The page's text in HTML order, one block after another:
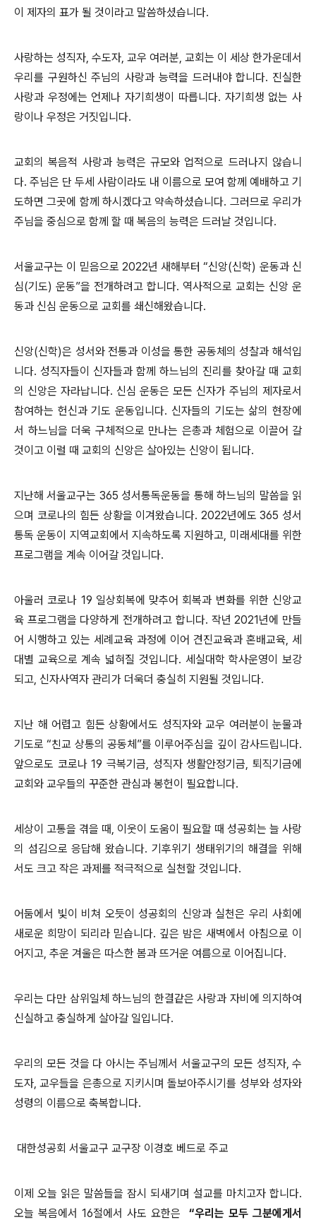
이 제자의 표가 될 것이라고 말씀하셨습니다.
사랑하는 성직자, 수도자, 교우 여러분, 교회는 이 세상 한가운데서
우리를 구원하신 주님의 사랑과 능력을 드러내야 합니다. 진실한
사랑과 우정에는 언제나 자기희생이 따릅니다. 자기희생 없는 사
랑이나 우정은 거짓입니다.
교회의 복음적 사랑과 능력은 규모와 업적으로 드러나지 않습니
다. 주님은 단 두세 사람이라도 내 이름으로 모여 함께 예배하고 기
도하면 그곳에 함께 하시겠다고 약속하셨습니다. 그러므로 우리가
주님을 중심으로 함께 할 때 복음의 능력은 드러날 것입니다.
서울교구는 이 믿음으로 2022년 새해부터 “신앙(신학) 운동과 신
심(기도) 운동”을 전개하려고 합니다. 역사적으로 교회는 신앙 운
동과 신심 운동으로 교회를 쇄신해왔습니다.
신앙(신학)은 성서와 전통과 이성을 통한 공동체의 성찰과 해석입
니다. 성직자들이 신자들과 함께 하느님의 진리를 찾아갈 때 교회
의 신앙은 자라납니다. 신심 운동은 모든 신자가 주님의 제자로서
참여하는 헌신과 기도 운동입니다. 신자들의 기도는 삶의 현장에
서 하느님을 더욱 구체적으로 만나는 은총과 체험으로 이끌어 갈
것이고 이럴 때 교회의 신앙은 살아있는 신앙이 됩니다.
지난해 서울교구는 365 성서통독운동을 통해 하느님의 말씀을 읽
으며 코로나의 힘든 상황을 이겨왔습니다. 2022년에도 365 성서
통독 운동이 지역교회에서 지속하도록 지원하고, 미래세대를 위한
프로그램을 계속 이어갈 것입니다.
아울러 코로나 19 일상회복에 맞추어 회복과 변화를 위한 신앙교
육 프로그램을 다양하게 전개하려고 합니다. 작년 2021년에 만들
어 시행하고 있는 세례교육 과정에 이어 견진교육과 혼배교육, 세
대별 교육으로 계속 넓혀질 것입니다. 세실대학 학사운영이 보강
되고, 신자사역자 관리가 더욱더 충실히 지원될 것입니다.
지난 해 어렵고 힘든 상황에서도 성직자와 교우 여러분이 눈물과
기도로 “친교 상통의 공동체”를 이루어주심을 깊이 감사드립니다.
앞으로도 코로나 19 극복기금, 성직자 생활안정기금, 퇴직기금에
교회와 교우들의 꾸준한 관심과 봉헌이 필요합니다.
세상이 고통을 겪을 때, 이웃이 도움이 필요할 때 성공회는 늘 사랑
의 섬김으로 응답해 왔습니다. 기후위기 생태위기의 해결을 위해
서도 크고 작은 과제를 적극적으로 실천할 것입니다.
어둠에서 빛이 비쳐 오듯이 성공회의 신앙과 실천은 우리 사회에
새로운 희망이 되리라 믿습니다. 깊은 밤은 새벽에서 아침으로 이
어지고, 추운 겨울은 따스한 봄과 뜨거운 여름으로 이어집니다.
우리는 다만 삼위일체 하느님의 한결같은 사랑과 자비에 의지하여
신실하고 충실하게 살아갈 일입니다.
우리의 모든 것을 다 아시는 주님께서 서울교구의 모든 성직자, 수
도자, 교우들을 은총으로 지키시며 돌보아주시기를 성부와 성자와
성령의 이름으로 축복합니다.
대한성공회 서울교구 교구장 이경호 베드로 주교
이제 오늘 읽은 말씀들을 잠시 되새기며 설교를 마치고자 합니다.
오늘 복음에서 16절에서 사도 요한은
“우리는 모두 그분에게서